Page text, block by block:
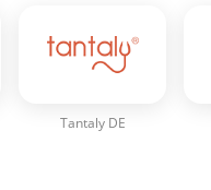
Tantaly DE